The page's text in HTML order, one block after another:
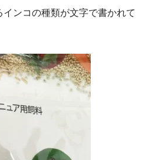
ンコの種類が文字で書かれて